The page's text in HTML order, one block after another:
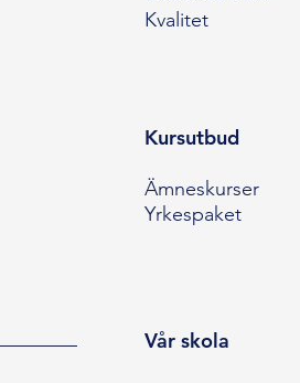
Kvalitet
Kursutbud
Ämneskurser
Yrkespaket
Vår skola